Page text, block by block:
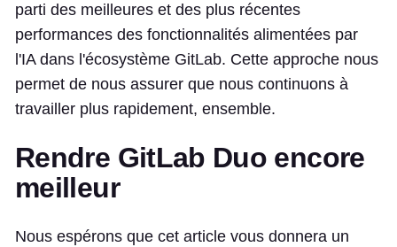
parti des meilleures et des plus récentes
performances des fonctionnalités alimentées par
l'IA dans l'écosystème GitLab. Cette approche nous
permet de nous assurer que nous continuons à
travailler plus rapidement, ensemble.
Rendre GitLab Duo encore
meilleur
Nous espérons que cet article vous donnera un